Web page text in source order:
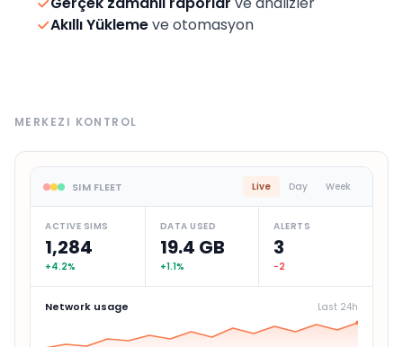
Akıllı Yüklemeve otomasyon
MERKEZI KONTROL
SIM FLEET Live Day Week
ACTIVE SIMS
1,284
+4.2%
DATA USED
19.4 GB
+1.1%
ALERTS
3
−2
Network usage Last 24h